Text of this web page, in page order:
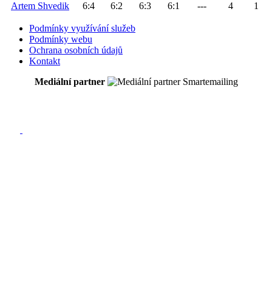
Artem Shvedik 6:4 6:2 6:3 6:1 --- 4 1
Podmínky využívání služeb
Podmínky webu
Ochrana osobních údajů
Kontakt
Mediální partner